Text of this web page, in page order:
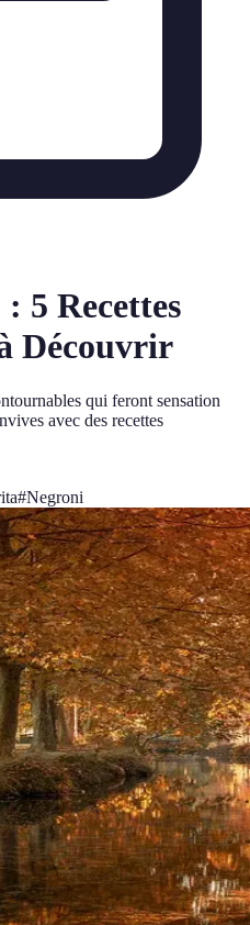
5 Recettes
Découvrir
qui feront sensation
avec des recettes
#Negroni